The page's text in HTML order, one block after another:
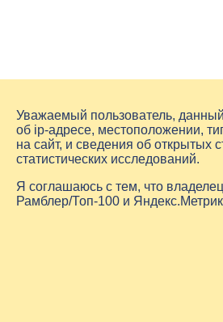
Уважаемый пользователь,
об ip-адресе, местоположении,
на сайт, и сведения об открытых
статистических исследований.
Я соглашаюсь с тем, что
Рамблер/Топ-100 и